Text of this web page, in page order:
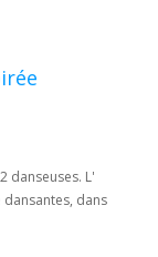
danseuses. L'
dans